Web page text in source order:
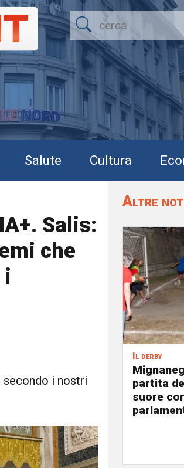
Salute Cultura
Salis:
che
i
secondo i nostri
Altre
Il derby
partita
suore